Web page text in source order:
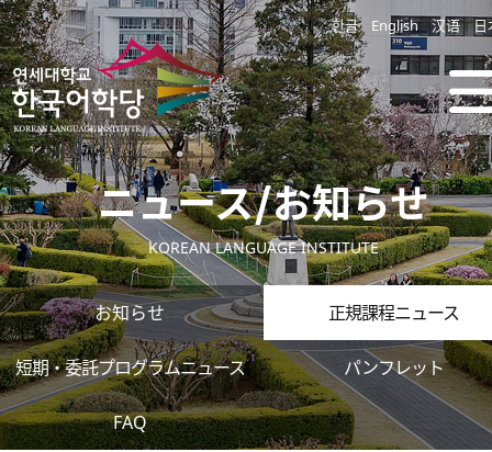
한글 English 汉语 日
ニュース/お知らせ
KOREAN LANGUAGE INSTITUTE
お知らせ 正規課程ニュース
短期・委託プログラムニュース パンフレット
FAQ